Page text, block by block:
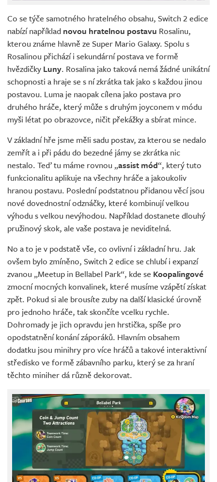
Co se týče samotného hratelného obsahu, Switch 2 edice
nabízí například novou hratelnou postavu Rosalinu,
kterou známe hlavně ze Super Mario Galaxy. Spolu s
Rosalinou přichází i sekundární postava ve formě
hvězdičky Luny. Rosalina jako taková nemá žádné unikátní
schopnosti a hraje se s ní zkrátka tak jako s každou jinou
postavou. Luma je naopak cílena jako postava pro
druhého hráče, který může s druhým joyconem v módu
myši létat po obrazovce, ničit překážky a sbírat mince.
V základní hře jsme měli sadu postav, za kterou se nedalo
zemřít a i při pádu do bezedné jámy se zkrátka nic
nestalo. Teď tu máme rovnou „assist mód“, který tuto
funkcionalitu aplikuje na všechny hráče a jakoukoliv
hranou postavu. Poslední podstatnou přidanou věcí jsou
nové dovednostní odznáčky, které kombinují velkou
výhodu s velkou nevýhodou. Například dostanete dlouhý
pružinový skok, ale vaše postava je neviditelná.
No a to je v podstatě vše, co ovlivní i základní hru. Jak
ovšem bylo zmíněno, Switch 2 edice se chlubí i expanzí
zvanou „Meetup in Bellabel Park“, kde se Koopalingové
zmocní mocných konvalinek, které musíme vzápětí získat
zpět. Pokud si ale brousíte zuby na další klasické úrovně
pro jednoho hráče, tak skončíte vcelku rychle.
Dohromady je jich opravdu jen hrstička, spíše pro
opodstatnění konání záporáků. Hlavním obsahem
dodatku jsou minihry pro více hráčů a takové interaktivní
středisko ve formě zábavního parku, který se za hraní
těchto miniher dá různě dekorovat.